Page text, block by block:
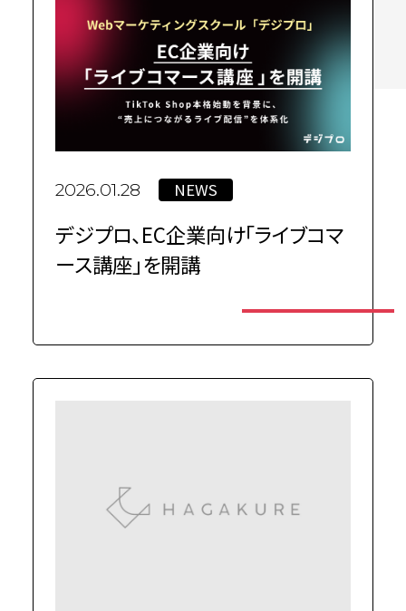
2026.01.28 NEWS
デジプロ、EC企業向け「ライブコマ
ース講座」を開講